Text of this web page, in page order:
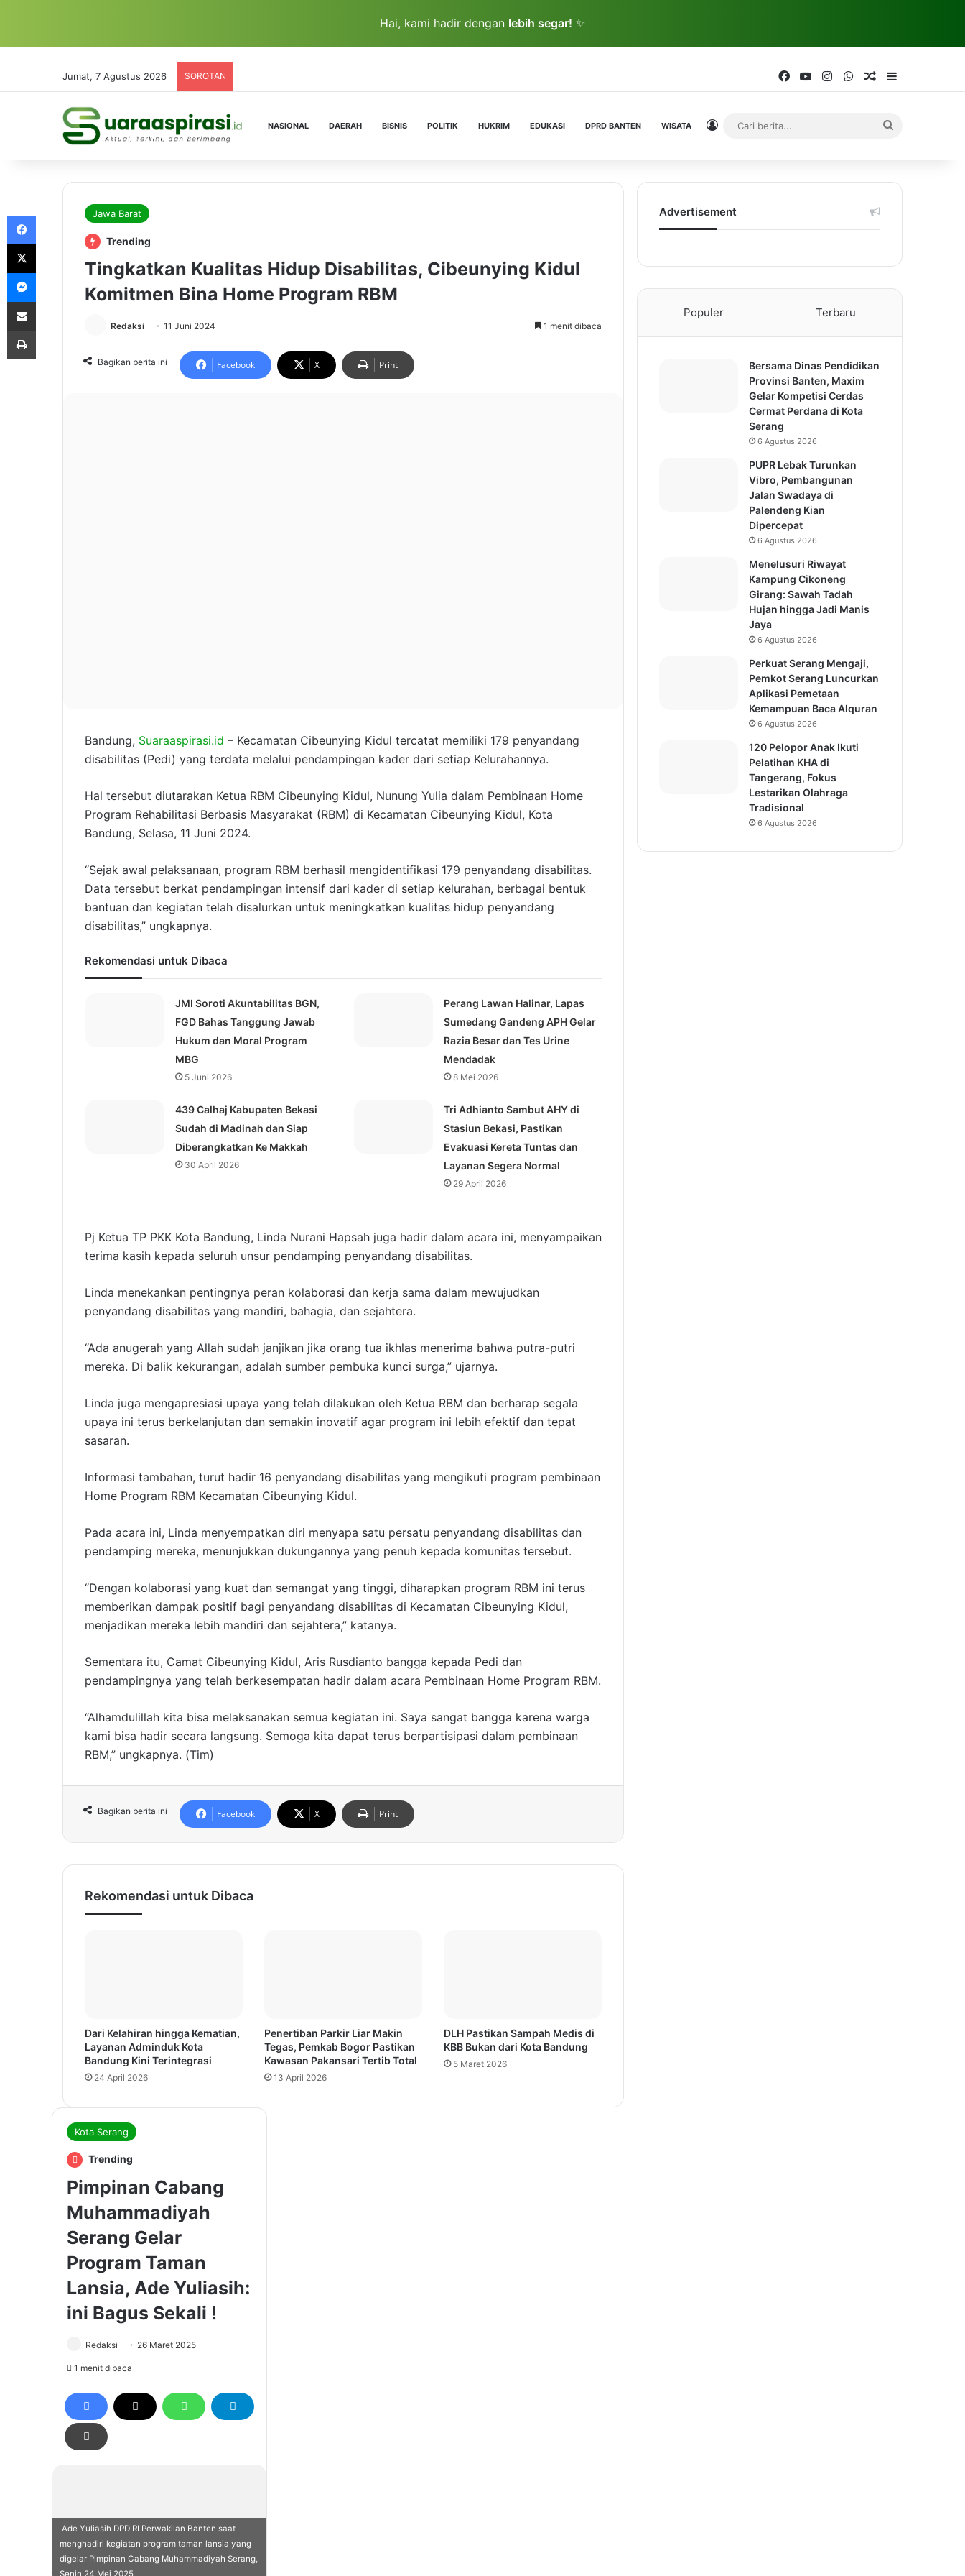
Hai, kami hadir dengan lebih segar! ✨
Jumat, 7 Agustus 2026 SOROTAN FacebookYouTubeInstagramWhatsAppRandom Article
NASIONAL DAERAH BISNIS POLITIK HUKRIM EDUKASI DPRD BANTEN WISATA Log In
Jawa Barat
Trending
Tingkatkan Kualitas Hidup Disabilitas, Cibeunying Kidul
Komitmen Bina Home Program RBM
Redaksi 11 Juni 2024 1 menit dibaca
Bagikan berita ini Facebook X Print
Bandung, Suaraaspirasi.id – Kecamatan Cibeunying Kidul tercatat memiliki 179 penyandang
disabilitas (Pedi) yang terdata melalui pendampingan kader dari setiap Kelurahannya.
Hal tersebut diutarakan Ketua RBM Cibeunying Kidul, Nunung Yulia dalam Pembinaan Home
Program Rehabilitasi Berbasis Masyarakat (RBM) di Kecamatan Cibeunying Kidul, Kota
Bandung, Selasa, 11 Juni 2024.
“Sejak awal pelaksanaan, program RBM berhasil mengidentifikasi 179 penyandang disabilitas.
Data tersebut berkat pendampingan intensif dari kader di setiap kelurahan, berbagai bentuk
bantuan dan kegiatan telah disalurkan untuk meningkatkan kualitas hidup penyandang
disabilitas,” ungkapnya.
Rekomendasi untuk Dibaca
JMI Soroti Akuntabilitas BGN,
FGD Bahas Tanggung Jawab
Hukum dan Moral Program
MBG
5 Juni 2026
Perang Lawan Halinar, Lapas
Sumedang Gandeng APH Gelar
Razia Besar dan Tes Urine
Mendadak
8 Mei 2026
439 Calhaj Kabupaten Bekasi
Sudah di Madinah dan Siap
Diberangkatkan Ke Makkah
30 April 2026
Tri Adhianto Sambut AHY di
Stasiun Bekasi, Pastikan
Evakuasi Kereta Tuntas dan
Layanan Segera Normal
29 April 2026
Pj Ketua TP PKK Kota Bandung, Linda Nurani Hapsah juga hadir dalam acara ini, menyampaikan
terima kasih kepada seluruh unsur pendamping penyandang disabilitas.
Linda menekankan pentingnya peran kolaborasi dan kerja sama dalam mewujudkan
penyandang disabilitas yang mandiri, bahagia, dan sejahtera.
“Ada anugerah yang Allah sudah janjikan jika orang tua ikhlas menerima bahwa putra-putri
mereka. Di balik kekurangan, adalah sumber pembuka kunci surga,” ujarnya.
Linda juga mengapresiasi upaya yang telah dilakukan oleh Ketua RBM dan berharap segala
upaya ini terus berkelanjutan dan semakin inovatif agar program ini lebih efektif dan tepat
sasaran.
Informasi tambahan, turut hadir 16 penyandang disabilitas yang mengikuti program pembinaan
Home Program RBM Kecamatan Cibeunying Kidul.
Pada acara ini, Linda menyempatkan diri menyapa satu persatu penyandang disabilitas dan
pendamping mereka, menunjukkan dukungannya yang penuh kepada komunitas tersebut.
“Dengan kolaborasi yang kuat dan semangat yang tinggi, diharapkan program RBM ini terus
memberikan dampak positif bagi penyandang disabilitas di Kecamatan Cibeunying Kidul,
menjadikan mereka lebih mandiri dan sejahtera,” katanya.
Sementara itu, Camat Cibeunying Kidul, Aris Rusdianto bangga kepada Pedi dan
pendampingnya yang telah berkesempatan hadir dalam acara Pembinaan Home Program RBM.
“Alhamdulillah kita bisa melaksanakan semua kegiatan ini. Saya sangat bangga karena warga
kami bisa hadir secara langsung. Semoga kita dapat terus berpartisipasi dalam pembinaan
RBM,” ungkapnya. (Tim)
Bagikan berita ini Facebook X Print
Rekomendasi untuk Dibaca
Dari Kelahiran hingga Kematian,
Layanan Adminduk Kota
Bandung Kini Terintegrasi
24 April 2026
Penertiban Parkir Liar Makin
Tegas, Pemkab Bogor Pastikan
Kawasan Pakansari Tertib Total
13 April 2026
DLH Pastikan Sampah Medis di
KBB Bukan dari Kota Bandung
5 Maret 2026
Advertisement
Populer Terbaru
Bersama Dinas Pendidikan
Provinsi Banten, Maxim
Gelar Kompetisi Cerdas
Cermat Perdana di Kota
Serang
6 Agustus 2026
PUPR Lebak Turunkan
Vibro, Pembangunan
Jalan Swadaya di
Palendeng Kian
Dipercepat
6 Agustus 2026
Menelusuri Riwayat
Kampung Cikoneng
Girang: Sawah Tadah
Hujan hingga Jadi Manis
Jaya
6 Agustus 2026
Perkuat Serang Mengaji,
Pemkot Serang Luncurkan
Aplikasi Pemetaan
Kemampuan Baca Alquran
6 Agustus 2026
120 Pelopor Anak Ikuti
Pelatihan KHA di
Tangerang, Fokus
Lestarikan Olahraga
Tradisional
6 Agustus 2026